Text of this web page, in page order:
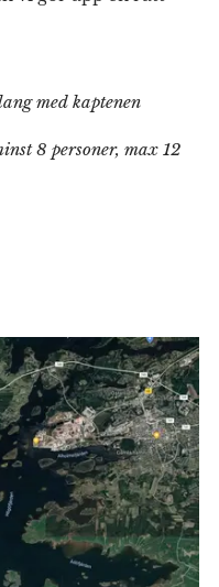
med kaptenen
8 personer, max 12